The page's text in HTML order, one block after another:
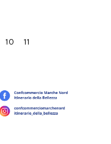
10 11